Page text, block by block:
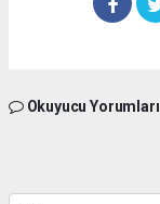
Okuyucu Yorumları